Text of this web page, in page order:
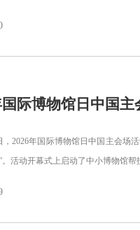
际博物馆日中国
年国际博物馆日中国主会场活
。活动开幕式上启动了中小博物馆帮